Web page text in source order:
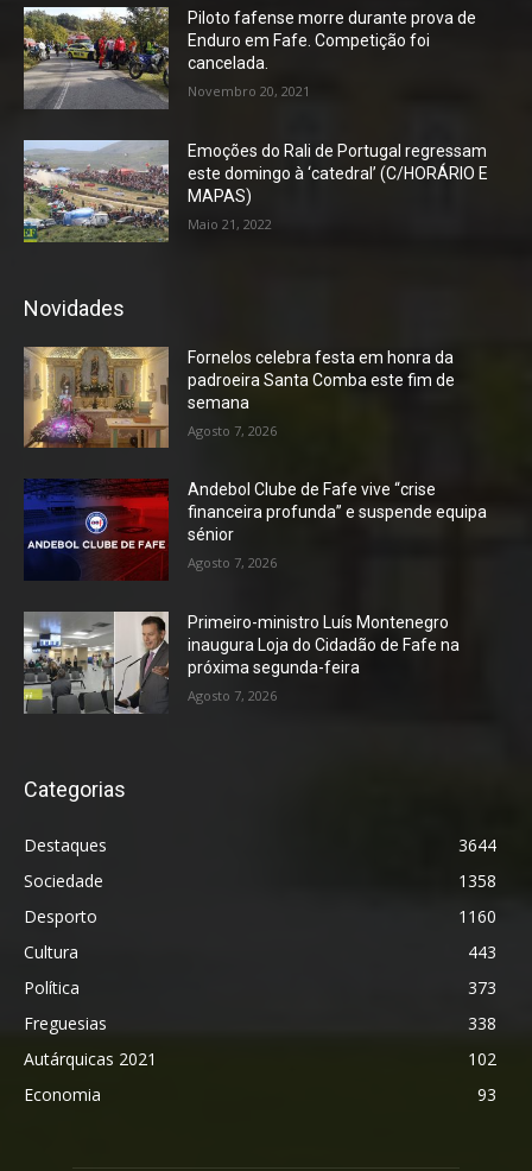
Piloto fafense morre durante prova de
Enduro em Fafe. Competição foi
cancelada.
Novembro 20, 2021
Emoções do Rali de Portugal regressam
este domingo à ‘catedral’ (C/HORÁRIO E
MAPAS)
Maio 21, 2022
Novidades
Fornelos celebra festa em honra da
padroeira Santa Comba este fim de
semana
Agosto 7, 2026
Andebol Clube de Fafe vive “crise
financeira profunda” e suspende equipa
sénior
Agosto 7, 2026
Primeiro-ministro Luís Montenegro
inaugura Loja do Cidadão de Fafe na
próxima segunda-feira
Agosto 7, 2026
Categorias
Destaques
3644
Sociedade
1358
Desporto
1160
Cultura
443
Política
373
Freguesias
338
Autárquicas 2021
102
Economia
93